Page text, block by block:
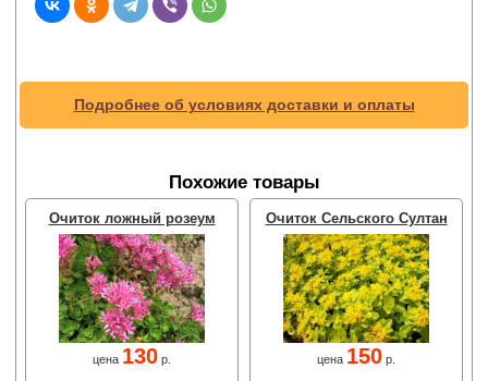
Подробнее об условиях доставки и оплаты
Похожие товары
Очиток ложный розеум
цена 130 р.
Очиток Сельского Султан
цена 150 р.